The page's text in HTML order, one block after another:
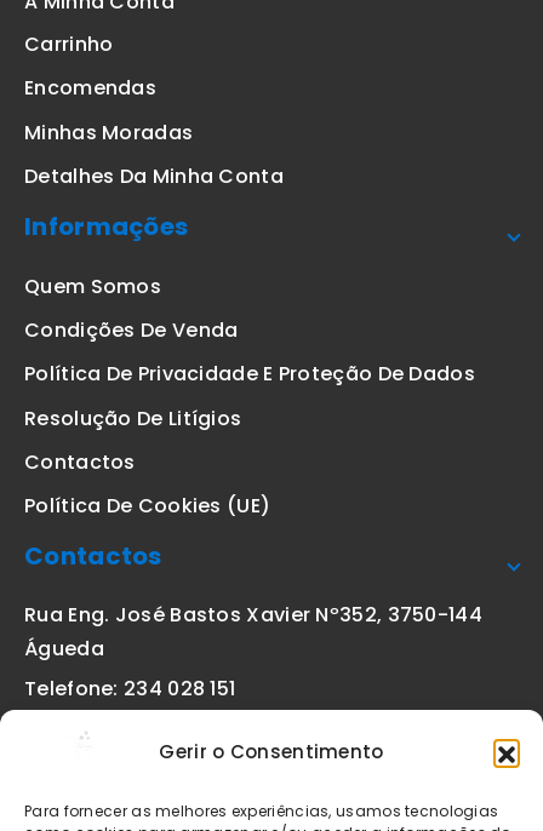
Gerir o Consentimento
Para fornecer as melhores experiências, usamos tecnologias
Carrinho
Encomendas
Minhas Moradas
Detalhes Da Minha Conta
Informações
Quem Somos
Condições De Venda
Política De Privacidade E Proteção De Dados
Resolução De Litígios
Contactos
Política De Cookies (UE)
Contactos
Rua Eng. José Bastos Xavier Nº352, 3750-144
Águeda
Telefone: 234 028 151
geral@etiquetas-online.pt